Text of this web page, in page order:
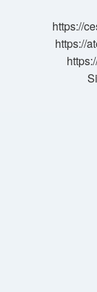
https://
https://